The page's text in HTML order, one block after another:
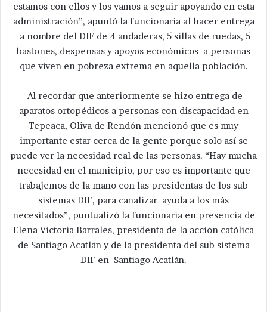
estamos con ellos y los vamos a seguir apoyando en esta
administración”, apuntó la funcionaria al hacer entrega
a nombre del DIF de 4 andaderas, 5 sillas de ruedas, 5
bastones, despensas y apoyos económicos a personas
que viven en pobreza extrema en aquella población.
Al recordar que anteriormente se hizo entrega de
aparatos ortopédicos a personas con discapacidad en
Tepeaca, Oliva de Rendón mencionó que es muy
importante estar cerca de la gente porque solo así se
puede ver la necesidad real de las personas. “Hay mucha
necesidad en el municipio, por eso es importante que
trabajemos de la mano con las presidentas de los sub
sistemas DIF, para canalizar ayuda a los más
necesitados”, puntualizó la funcionaria en presencia de
Elena Victoria Barrales, presidenta de la acción católica
de Santiago Acatlán y de la presidenta del sub sistema
DIF en Santiago Acatlán.